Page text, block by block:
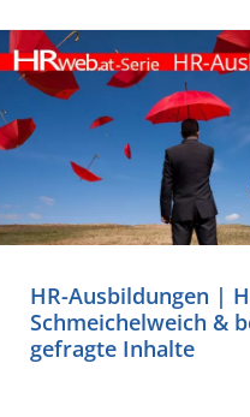
HR-Ausbildungen |
Schmeichelweich &
gefragte Inhalte